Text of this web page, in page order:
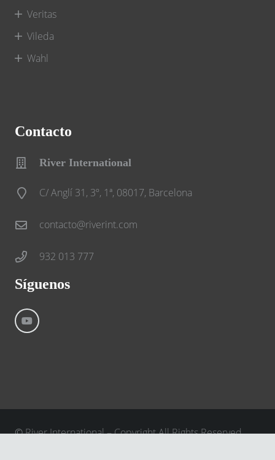
Veritas
Vileda
Wahl
Contacto
River International
C/ Anglí 31, 3º, 1ª, 08017, Barcelona
contacto@riverint.com
932 013 777
Síguenos
©River International – Copyright All Rights Reserved